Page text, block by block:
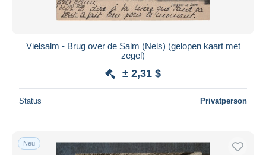
Vielsalm - Brug over de Salm (Nels) (gelopen kaart met
zegel)
± 2,31 $
Status Privatperson
Neu